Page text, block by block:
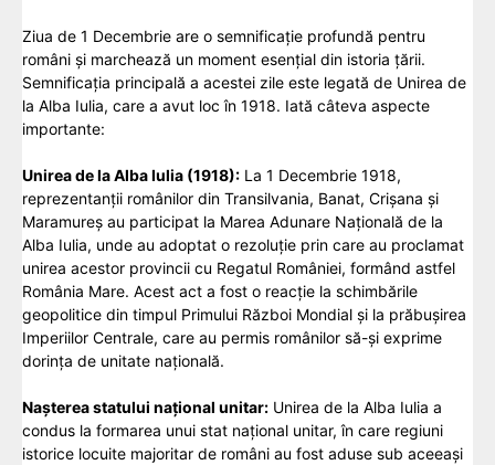
Ziua de 1 Decembrie are o semnificație profundă pentru
români și marchează un moment esențial din istoria țării.
Semnificația principală a acestei zile este legată de Unirea de
la Alba Iulia, care a avut loc în 1918. Iată câteva aspecte
importante:
Unirea de la Alba Iulia (1918): La 1 Decembrie 1918,
reprezentanții românilor din Transilvania, Banat, Crișana și
Maramureș au participat la Marea Adunare Națională de la
Alba Iulia, unde au adoptat o rezoluție prin care au proclamat
unirea acestor provincii cu Regatul României, formând astfel
România Mare. Acest act a fost o reacție la schimbările
geopolitice din timpul Primului Război Mondial și la prăbușirea
Imperiilor Centrale, care au permis românilor să-și exprime
dorința de unitate națională.
Nașterea statului național unitar: Unirea de la Alba Iulia a
condus la formarea unui stat național unitar, în care regiuni
istorice locuite majoritar de români au fost aduse sub aceeași